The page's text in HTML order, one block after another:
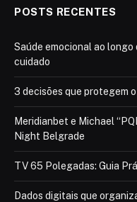
POSTS RECENTES
Saúde emocional ao longo
cuidado
3 decisões que protegem
Meridianbet e Michael
Night Belgrade
TV 65 Polegadas: Guia
Dados digitais que